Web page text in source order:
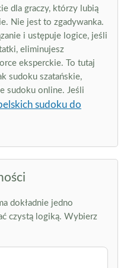
dla graczy, którzy lubią
Nie jest to zgadywanka.
i ustępuje logice, jeśli
eliminujesz
eksperckie. To tutaj
sudoku szatańskie,
sudoku online. Jeśli
sudoku do
dokładnie jedno
czystą logiką. Wybierz